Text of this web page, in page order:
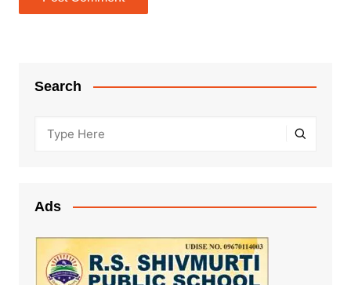
Search
Ads